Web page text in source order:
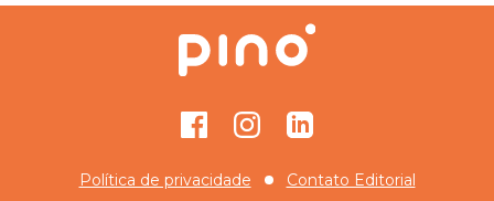
FacebookInstagramGitHub
Política de privacidade Contato Editorial